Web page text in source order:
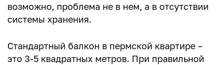
возможно, проблема не в нем, а в отсутствии
системы хранения.
Стандартный балкон в пермской квартире –
это 3-5 квадратных метров. При правильной